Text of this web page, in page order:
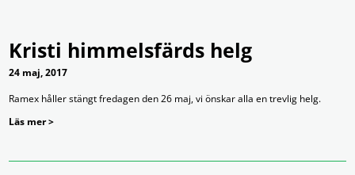
Kristi himmelsfärds helg
24 maj, 2017
Ramex håller stängt fredagen den 26 maj, vi önskar alla en trevlig helg.
Läs mer >